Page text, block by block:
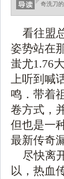
奇洗刀
看往盟
姿势站在
蚩尤1.76
上听到喊
鸣．带着
卷方式，
但也是一
最新传奇
尽快离
以，热血